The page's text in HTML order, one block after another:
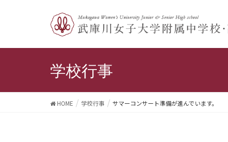
学校行事
HOME 学校行事 サマーコンサート準備が進んでいます。